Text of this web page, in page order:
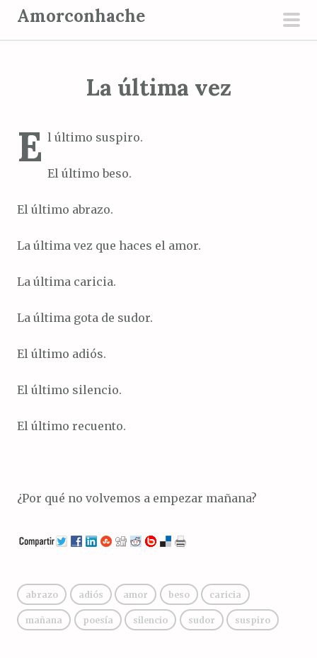
Amorconhache
La última vez
E l último suspiro.
El último beso.
El último abrazo.
La última vez que haces el amor.
La última caricia.
La última gota de sudor.
El último adiós.
El último silencio.
El último recuento.
¿Por qué no volvemos a empezar mañana?
abrazo adiós amor beso caricia
mañana poesía silencio sudor suspiro